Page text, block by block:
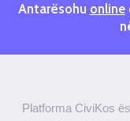
Antarësohu online
Platforma CiviKos